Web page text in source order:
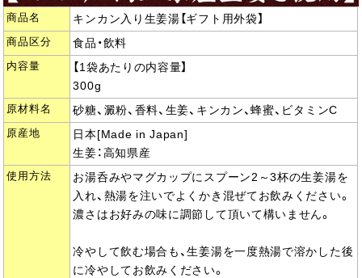
商品名 キンカン入り生姜湯【ギフト用外袋】
商品区分 食品・飲料
内容量
【1袋あたりの内容量】
300g
原材料名 砂糖、澱粉、香料、生姜、キンカン、蜂蜜、ビタミンC
原産地
日本[Made in Japan]
生姜：高知県産
使用方法
お湯呑みやマグカップにスプーン2～3杯の生姜湯を
入れ、熱湯を注いでよくかき混ぜてお飲みください。
濃さはお好みの味に調節して頂いて構いません。
冷やして飲む場合も、生姜湯を一度熱湯で溶かした後
に冷やしてお飲みください。